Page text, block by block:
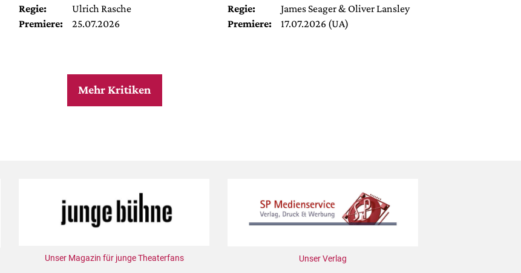
Regie:
Ulrich Rasche
Premiere:
25.07.2026
Regie:
James Seager & Oliver Lansley
Premiere:
17.07.2026 (UA)
Mehr Kritiken
Unser Magazin für junge Theaterfans Unser Verlag